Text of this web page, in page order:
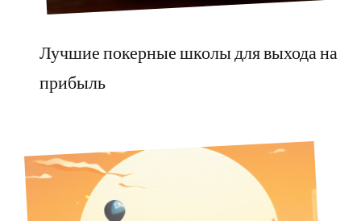
Лучшие покерные школы для выхода на
прибыль